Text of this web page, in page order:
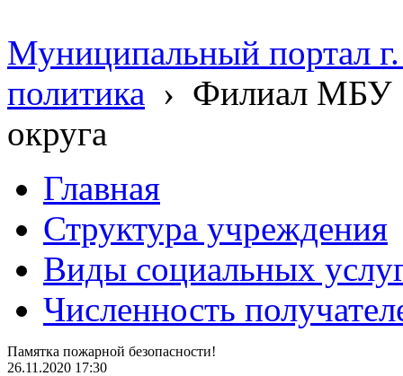
Муниципальный портал
политика › Филиал МБУ
округа
Главная
Структура учреждения
Виды социальных
Численность
Памятка пожарной безопасности!
26.11.2020 17:30